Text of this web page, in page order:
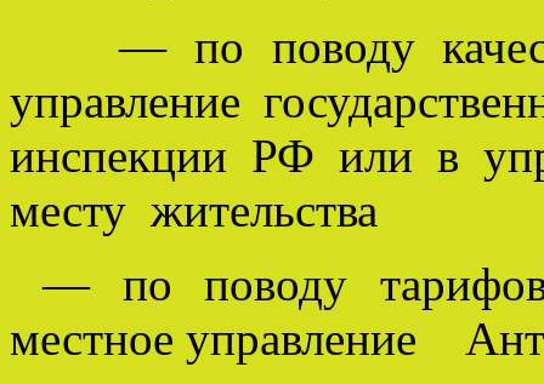
— по поводу
управление
инспекции РФ или в
месту жительства
— по поводу
местное управление